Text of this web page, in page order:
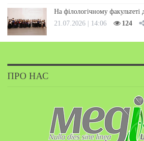
На філологічному
21.07.2026 | 14:06
124
ПРО НАС